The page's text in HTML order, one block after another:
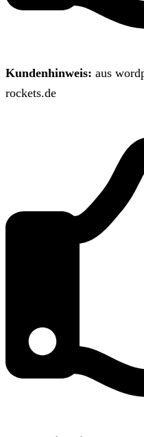
Kundenhinweis: aus
rockets.de